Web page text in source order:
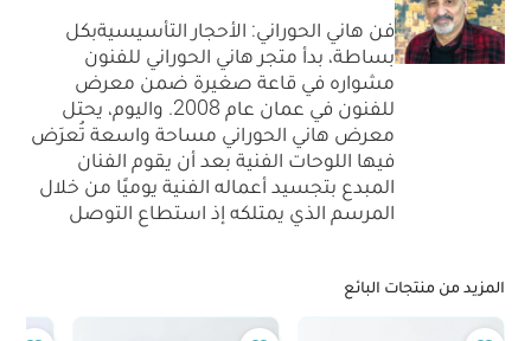
فن هاني الحوراني: الأحجار التأسيسيةبكل
بساطة، بدأ متجر هاني الحوراني للفنون
مشواره في قاعة صغيرة ضمن معرض
للفنون في عمان عام 2008. واليوم، يحتل
معرض هاني الحوراني مساحة واسعة تُعرَض
فيها اللوحات الفنية بعد أن يقوم الفنان
المبدع بتجسيد أعماله الفنية يوميًا من خلال
المرسم الذي يمتلكه إذ استطاع التوصل
المزيد من منتجات البائع